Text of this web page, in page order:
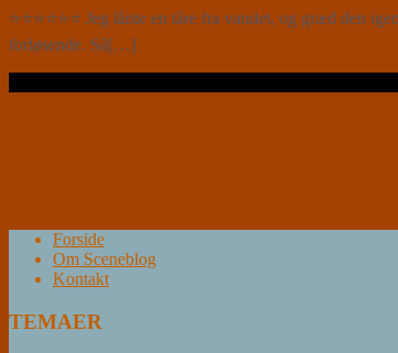
⭐⭐⭐⭐⭐⭐ Jeg lånte en tåre fra vandet, og græd
forløsende. Så[…]
Forside
Om Sceneblog
Kontakt
TEMAER